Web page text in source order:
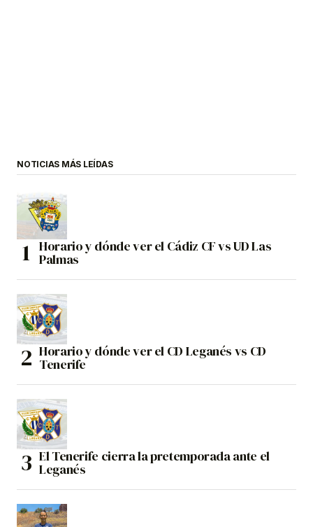
NOTICIAS MÁS LEÍDAS
Horario y dónde ver el Cádiz CF vs UD Las
Palmas
Horario y dónde ver el CD Leganés vs CD
Tenerife
El Tenerife cierra la pretemporada ante el
Leganés